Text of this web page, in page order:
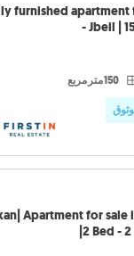
furnished apartment
- Jbeil |
150 متر مربع
Apartment for sale
2 Bed -